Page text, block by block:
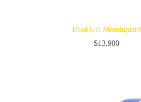
Dual Gel Mouthguard
$13.900